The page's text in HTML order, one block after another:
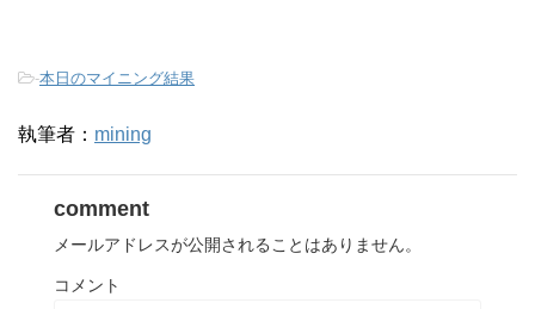
-本日のマイニング結果
執筆者： mining
comment
メールアドレスが公開されることはありません。
コメント